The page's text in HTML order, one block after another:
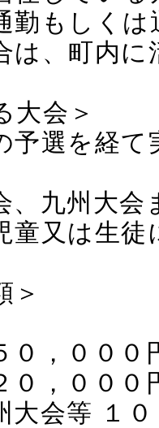
勤もしく
は、町内
大会＞
予選を経
、九州大
童又は生徒
＞
，０００
，０００
大会等 １